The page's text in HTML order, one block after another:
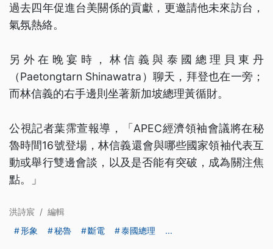
過去四年促進台美關係的貢獻，更邀請他未來訪台，
氣氛熱絡。
另外在晚宴時，林信義與泰國總理貝東丹
（Paetongtarn Shinawatra）聊天，拜登也在一旁；
而林信義的右手邊則坐著新加坡總理黃循財。
公視記者葉霈萱報導，「APEC經濟領袖會議將在秘
魯時間16號登場，林信義還會與哪些國家領袖代表互
動或舉行雙邊會談，以及是否能有突破，成為關注焦
點。」
洪詩宸 / 編輯
形象
秘魯 斷電 泰國總理 ...